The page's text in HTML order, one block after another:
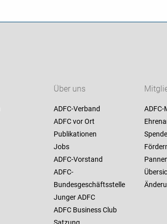
Über uns
ADFC-Verband
ADFC vor Ort
Publikationen
Jobs
ADFC-Vorstand
ADFC-
Bundesgeschäftsstelle
Junger ADFC
ADFC Business Club